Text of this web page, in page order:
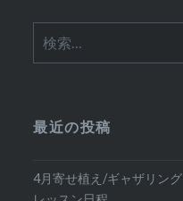
索:
最近の投稿
4月寄せ植え/ギャザリング